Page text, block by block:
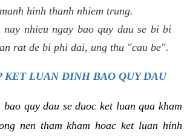
hinh thanh nhiem trung.
nay nhieu ngay bao quy dau se bi bi
rat de bi phi dai, ung thu "cau be".
KET LUAN DINH BAO QUY DAU
quy dau se duoc ket luan qua kham
nen tham kham hoac ket luan hinh